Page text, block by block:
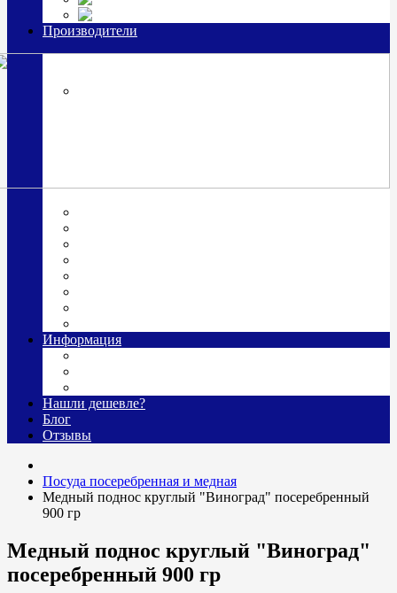
Производители
Информация
Нашли дешевле?
Блог
Отзывы
Посуда посеребренная и медная
Медный поднос круглый "Виноград" посеребренный
900 гр
Медный поднос круглый "Виноград"
посеребренный 900 гр